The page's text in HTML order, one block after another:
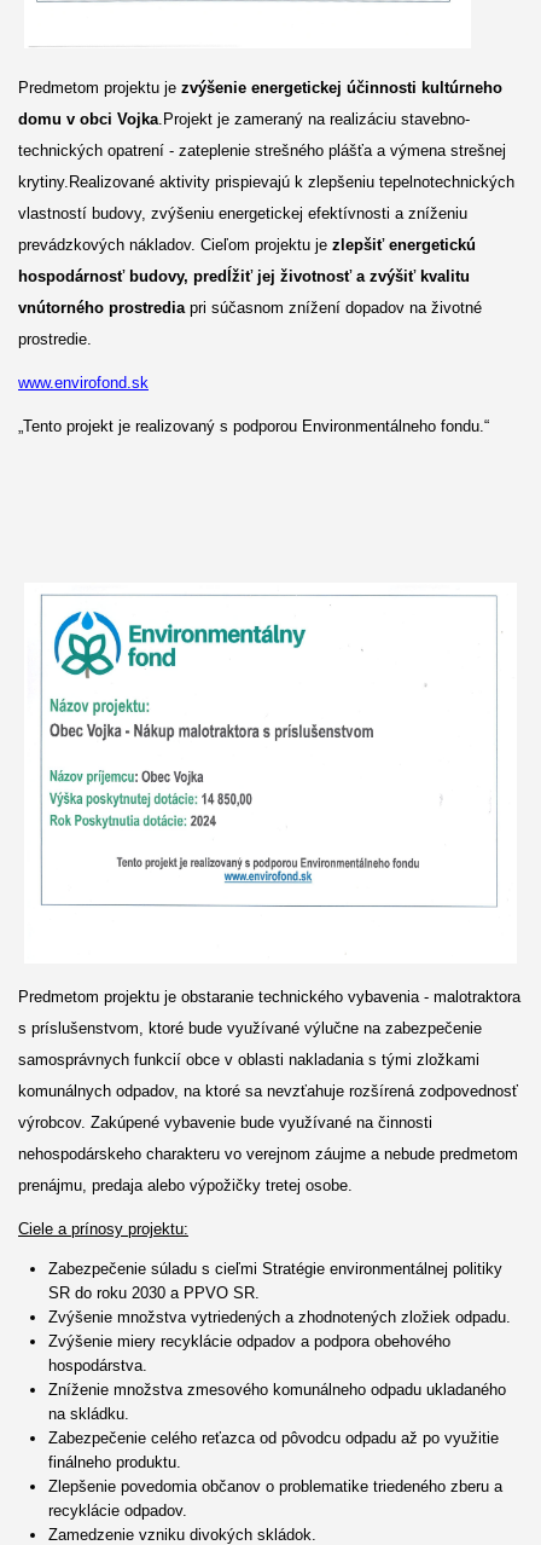
Predmetom projektu je zvýšenie energetickej účinnosti kultúrneho
domu v obci Vojka.Projekt je zameraný na realizáciu stavebno-
technických opatrení - zateplenie strešného plášťa a výmena strešnej
krytiny.Realizované aktivity prispievajú k zlepšeniu tepelnotechnických
vlastností budovy, zvýšeniu energetickej efektívnosti a zníženiu
prevádzkových nákladov. Cieľom projektu je zlepšiť energetickú
hospodárnosť budovy, predĺžiť jej životnosť a zvýšiť kvalitu
vnútorného prostrediapri súčasnom znížení dopadov na životné
prostredie.
www.envirofond.sk
„Tento projekt je realizovaný s podporou Environmentálneho fondu.“
Predmetom projektu je obstaranie technického vybavenia - malotraktora
s príslušenstvom, ktoré bude využívané výlučne na zabezpečenie
samosprávnych funkcií obce v oblasti nakladania s tými zložkami
komunálnych odpadov, na ktoré sa nevzťahuje rozšírená zodpovednosť
výrobcov. Zakúpené vybavenie bude využívané na činnosti
nehospodárskeho charakteru vo verejnom záujme a nebude predmetom
prenájmu, predaja alebo výpožičky tretej osobe.
Ciele a prínosy projektu:
Zabezpečenie súladu s cieľmi Stratégie environmentálnej politiky
SR do roku 2030 a PPVO SR.
Zvýšenie množstva vytriedených a zhodnotených zložiek odpadu.
Zvýšenie miery recyklácie odpadov a podpora obehového
hospodárstva.
Zníženie množstva zmesového komunálneho odpadu ukladaného
na skládku.
Zabezpečenie celého reťazca od pôvodcu odpadu až po využitie
finálneho produktu.
Zlepšenie povedomia občanov o problematike triedeného zberu a
recyklácie odpadov.
Zamedzenie vzniku divokých skládok.